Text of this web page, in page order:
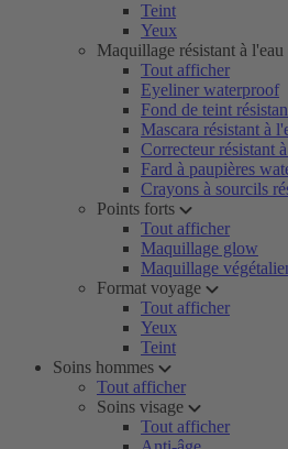
Teint
Yeux
Maquillage résistant à l'eau
Tout afficher
Eyeliner waterproof
Fond de teint
Mascara résistant à
Correcteur résistant
Fard à paupières
Crayons à sourcils
Points forts
Tout afficher
Maquillage glow
Maquillage
Format voyage
Tout afficher
Yeux
Teint
Soins hommes
Tout afficher
Soins visage
Tout afficher